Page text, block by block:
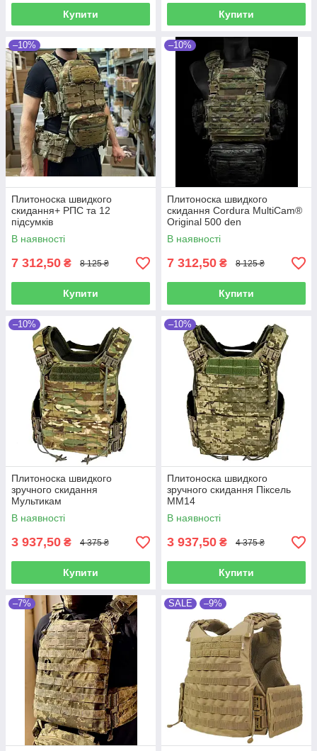
Купити Купити
–10%
Плитоноска швидкого
скидання+ РПС та 12
підсумків
В наявності
7 312,50 ₴ 8 125 ₴
Купити
–10%
Плитоноска швидкого
скидання Cordura MultiCam®
Original 500 den
В наявності
7 312,50 ₴ 8 125 ₴
Купити
–10%
Плитоноска швидкого
зручного скидання
Мультикам
В наявності
3 937,50 ₴ 4 375 ₴
Купити
–10%
Плитоноска швидкого
зручного скидання Піксель
ММ14
В наявності
3 937,50 ₴ 4 375 ₴
Купити
–7% SALE –9%